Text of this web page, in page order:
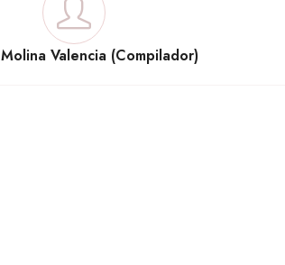
Valencia (Compilador)